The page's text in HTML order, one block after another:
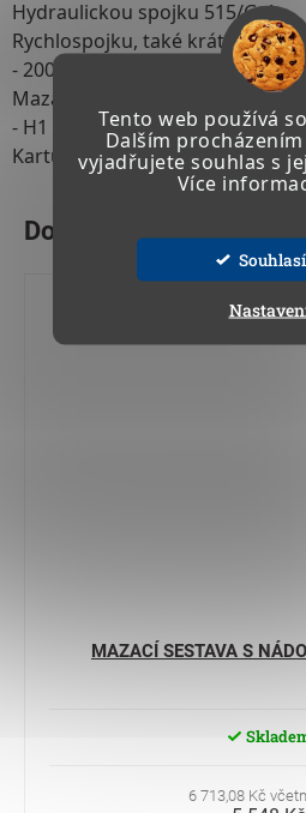
Tento web používá
Dalším
vyjadřujete souhlas s
Více
Hydraulickou spojku 515/G-4
Rychlospojku, také krátkou
- 200/M4, 200/M1, 200/M22, 200/
Mazací hlavice 60 ks, každý druh
- H1 / H2 / H3 | 6 x 1 / 8 x 1 / 10 x
Kartuše s tukem 400 g
MAZACÍ SESTAVA S
6 713,08 Kč